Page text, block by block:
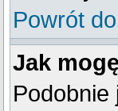
Powrót
Jak